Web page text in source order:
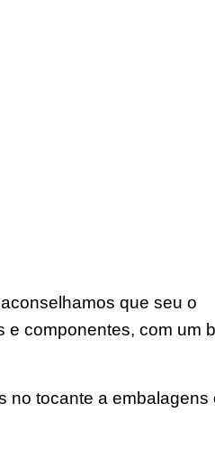
que seu o
componentes, com um
no tocante a embalagens